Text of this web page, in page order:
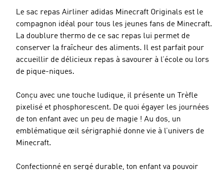
Le sac repas Airliner adidas Minecraft Originals est le
compagnon idéal pour tous les jeunes fans de Minecraft.
La doublure thermo de ce sac repas lui permet de
conserver la fraîcheur des aliments. Il est parfait pour
accueillir de délicieux repas à savourer à l’école ou lors
de pique-niques.
Conçu avec une touche ludique, il présente un Trèfle
pixelisé et phosphorescent. De quoi égayer les journées
de ton enfant avec un peu de magie ! Au dos, un
emblématique œil sérigraphié donne vie à l’univers de
Minecraft.
Confectionné en sergé durable, ton enfant va pouvoir